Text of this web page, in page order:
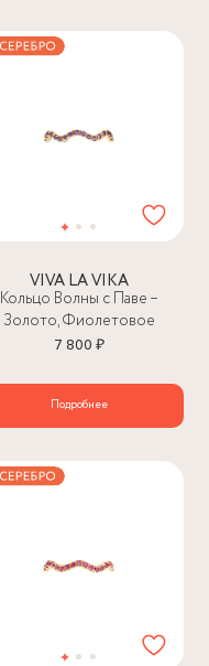
VIVA LA VIKA
Кольцо Волны с Паве –
Золото, Фиолетовое
7 800 ₽
Подробнее